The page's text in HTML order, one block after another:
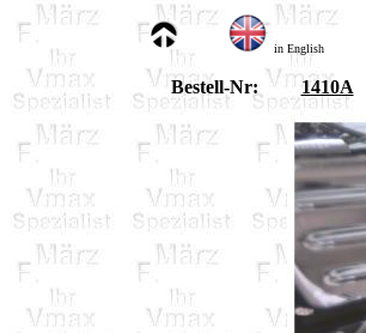
in English
Bestell-Nr: 1410A